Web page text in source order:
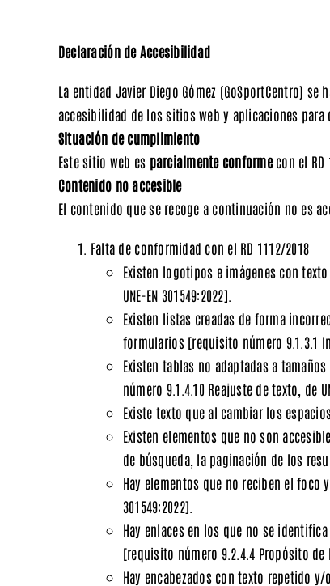
Declaración de Accesibilidad
La entidad Javier Diego Gómez (GoSportCentro)
accesibilidad de los sitios web y aplicaciones
Situación de cumplimiento
Este sitio web es parcialmente conformecon el
Contenido no accesible
El contenido que se recoge a continuación no es
Falta de conformidad con el RD 1112/2018
Existen logotipos e imágenes con
UNE-EN 301549:2022].
Existen listas creadas de forma
formularios[requisito número 9.1.3.1
Existen tablas no adaptadas a
número 9.1.4.10 Reajuste de texto, de
Existe texto que al cambiar los
Existen elementos que no son
de búsqueda, la paginación de los
Hay elementos que no reciben el
301549:2022]
Hay enlaces en los que no se
[requisito número 9.2.4.4 Propósito de
Hay encabezados con texto repetido